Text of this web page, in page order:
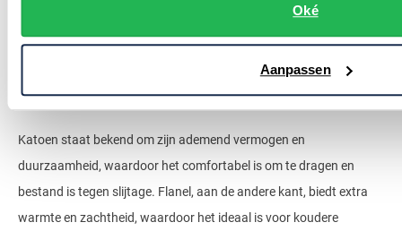
Oké
Aanpassen
Laten we het eerst even over materialen hebben. De overhemden
van Ledûb komen in katoen, flanel en linnen. Dit zijn allemaal
Katoen staat bekend om zijn ademend vermogen en
duurzaamheid, waardoor het comfortabel is om te dragen en
bestand is tegen slijtage. Flanel, aan de andere kant, biedt extra
warmte en zachtheid, waardoor het ideaal is voor koudere